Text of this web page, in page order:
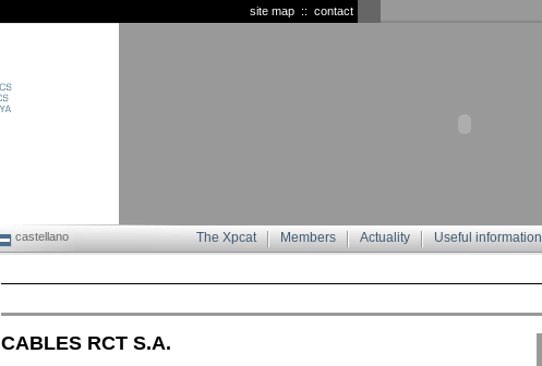
contact
::
site map
castellano Useful information
Actuality
Members
The Xpcat
CABLES RCT S.A.